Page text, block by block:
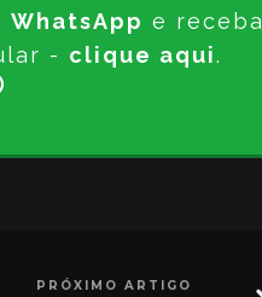
WhatsApp e receba
- clique aqui.
PRÓXIMO ARTIGO